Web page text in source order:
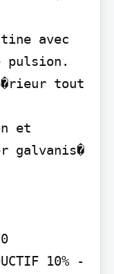
avec
pulsion.
tout
et
galvanis�
10% -